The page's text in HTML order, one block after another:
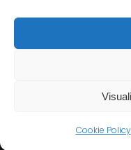
Cookie Policy
COPYRIGHT
AGENZIA